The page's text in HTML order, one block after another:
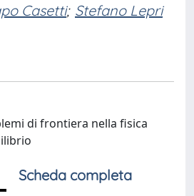
Casetti; Stefano Lepri
di frontiera nella fisica
Scheda completa